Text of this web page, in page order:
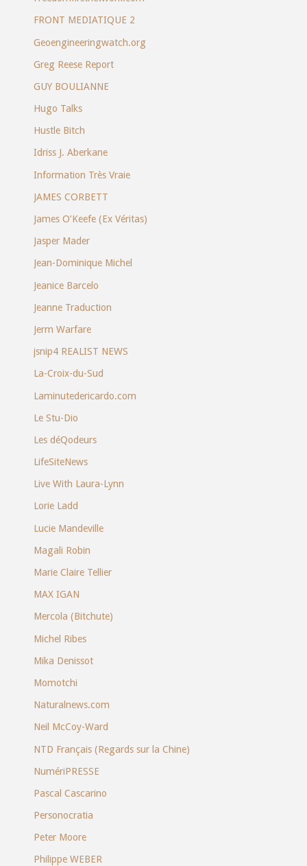
FRONT MEDIATIQUE 2
Geoengineeringwatch.org
Greg Reese Report
GUY BOULIANNE
Hugo Talks
Hustle Bitch
Idriss J. Aberkane
Information Très Vraie
JAMES CORBETT
James O’Keefe (Ex Véritas)
Jasper Mader
Jean-Dominique Michel
Jeanice Barcelo
Jeanne Traduction
Jerm Warfare
jsnip4 REALIST NEWS
La-Croix-du-Sud
Laminutedericardo.com
Le Stu-Dio
Les déQodeurs
LifeSiteNews
Live With Laura-Lynn
Lorie Ladd
Lucie Mandeville
Magali Robin
Marie Claire Tellier
MAX IGAN
Mercola (Bitchute)
Michel Ribes
Mika Denissot
Momotchi
Naturalnews.com
Neil McCoy-Ward
NTD Français (Regards sur la Chine)
NumériPRESSE
Pascal Cascarino
Personocratia
Peter Moore
Philippe WEBER